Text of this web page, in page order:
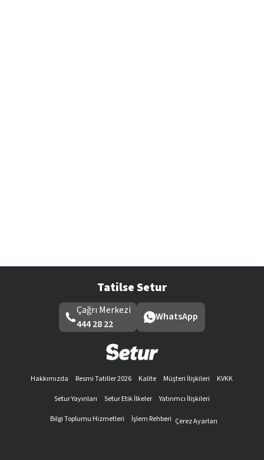
Tatilse Setur
Çağrı Merkezi
444 28 22
WhatsApp
Hakkımızda Resmi Tatiller 2026 Kalite Müşteri İlişkileri
KVKK
Setur Yayınları
Setur Etik İlkeler
Yatırımcı İlişkileri
Bilgi Toplumu Hizmetleri
İşlem Rehberi Çerez Ayarları